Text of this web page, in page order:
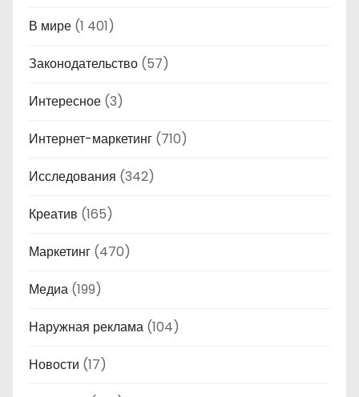
В мире (1 401)
Законодательство (57)
Интересное (3)
Интернет-маркетинг (710)
Исследования (342)
Креатив (165)
Маркетинг (470)
Медиа (199)
Наружная реклама (104)
Новости (17)